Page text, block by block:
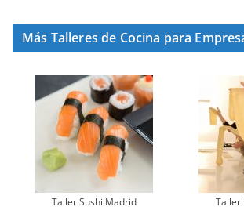
Más Talleres de Cocina para
Taller Sushi Madrid Taller